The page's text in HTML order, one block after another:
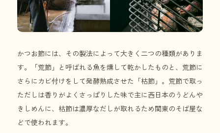
かつお節には、その製法によって大きく二つの種類がありま
す。「荒節」と呼ばれる魚を燻して乾かしたものと、荒節に
さらにカビ付けをして発酵熟成させた「枯節」。荒節で取っ
ただしは香りがよくさっぱりした味で主に西日本のうどんや
きしめんに、枯節は濃厚なだしが取れるため関東のそば屋な
どで使われます。